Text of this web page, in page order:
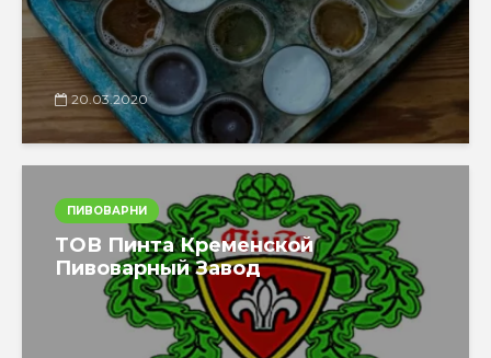
20.03.2020
ПИВОВАРНИ
ТОВ Пинта Кременской
Пивоварный Завод